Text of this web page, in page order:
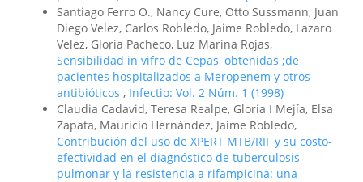
Santiago Ferro O., Nancy Cure, Otto Sussmann, Juan
Diego Velez, Carlos Robledo, Jaime Robledo, Lazaro
Velez, Gloria Pacheco, Luz Marina Rojas,
Sensibilidad in vifro de Cepas' obtenidas ;de
pacientes hospitalizados a Meropenem y otros
antibióticos , Infectio: Vol. 2 Núm. 1 (1998)
Claudia Cadavid, Teresa Realpe, Gloria I Mejía, Elsa
Zapata, Mauricio Hernández, Jaime Robledo,
Contribución del uso de XPERT MTB/RIF y su costo-
efectividad en el diagnóstico de tuberculosis
pulmonar y la resistencia a rifampicina: una